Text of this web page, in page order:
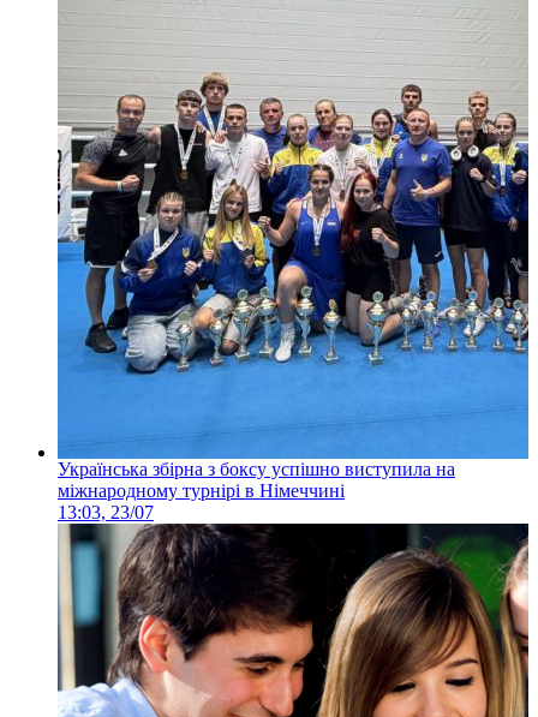
Українська збірна з боксу успішно виступила на
міжнародному турнірі в Німеччині
13:03, 23/07